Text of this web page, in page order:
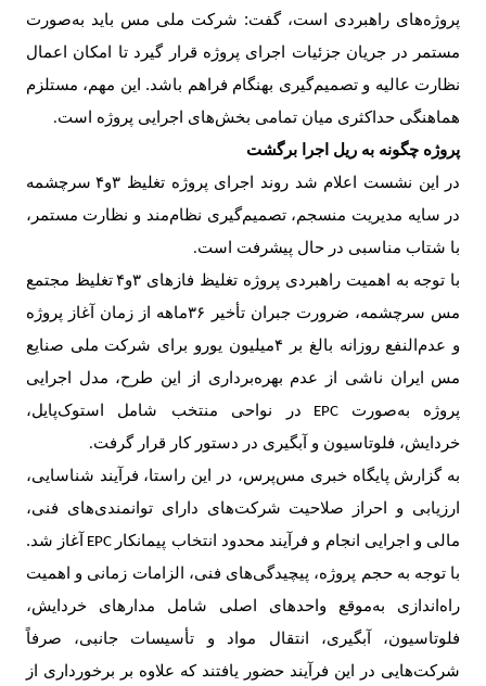
پروژه‌های راهبردی است، گفت: شرکت ملی مس باید به‌صورت
مستمر در جریان جزئیات اجرای پروژه قرار گیرد تا امکان اعمال
نظارت عالیه و تصمیم‌گیری بهنگام فراهم باشد. این مهم، مستلزم
هماهنگی حداکثری میان تمامی بخش‌های اجرایی پروژه است.
پروژه چگونه به ریل اجرا برگشت
در این نشست اعلام شد روند اجرای پروژه تغلیظ ۳و۴ سرچشمه
در سایه مدیریت منسجم، تصمیم‌گیری نظام‌مند و نظارت مستمر،
با شتاب مناسبی در حال پیشرفت است.
با توجه به اهمیت راهبردی پروژه تغلیظ فازهای ۳و۴ تغلیظ مجتمع
مس سرچشمه، ضرورت جبران تأخیر ۳۶ماهه از زمان آغاز پروژه
و عدم‌النفع روزانه بالغ بر ۴میلیون یورو برای شرکت ملی صنایع
مس ایران ناشی از عدم بهره‌برداری از این طرح، مدل اجرایی
پروژه به‌صورت
در نواحی منتخب شامل استوک‌پایل،
خردایش، فلوتاسیون و آبگیری در دستور کار قرار گرفت.
به گزارش پایگاه خبری مس‌پرس، در این راستا، فرآیند شناسایی،
ارزیابی و احراز صلاحیت شرکت‌های دارای توانمندی‌های فنی،
مالی و اجرایی انجام و فرآیند محدود انتخاب پیمانکار
آغاز شد.
با توجه به حجم پروژه، پیچیدگی‌های فنی، الزامات زمانی و اهمیت
راه‌اندازی به‌موقع واحدهای اصلی شامل مدارهای خردایش،
فلوتاسیون، آبگیری، انتقال مواد و تأسیسات جانبی، صرفاً
شرکت‌هایی در این فرآیند حضور یافتند که علاوه بر برخورداری از